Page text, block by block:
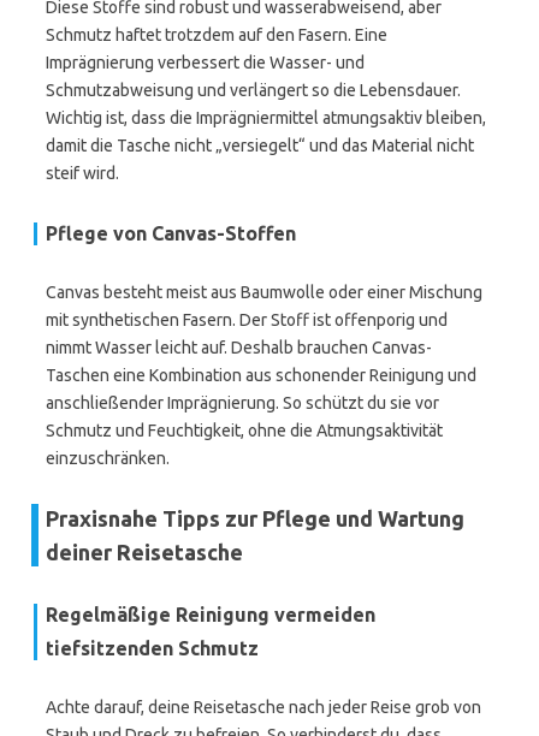
Diese Stoffe sind robust und wasserabweisend, aber
Schmutz haftet trotzdem auf den Fasern. Eine
Imprägnierung verbessert die Wasser- und
Schmutzabweisung und verlängert so die Lebensdauer.
Wichtig ist, dass die Imprägniermittel atmungsaktiv bleiben,
damit die Tasche nicht „versiegelt“ und das Material nicht
steif wird.
Pflege von Canvas-Stoffen
Canvas besteht meist aus Baumwolle oder einer Mischung
mit synthetischen Fasern. Der Stoff ist offenporig und
nimmt Wasser leicht auf. Deshalb brauchen Canvas-
Taschen eine Kombination aus schonender Reinigung und
anschließender Imprägnierung. So schützt du sie vor
Schmutz und Feuchtigkeit, ohne die Atmungsaktivität
einzuschränken.
Praxisnahe Tipps zur Pflege und Wartung
deiner Reisetasche
Regelmäßige Reinigung vermeiden
tiefsitzenden Schmutz
Achte darauf, deine Reisetasche nach jeder Reise grob von